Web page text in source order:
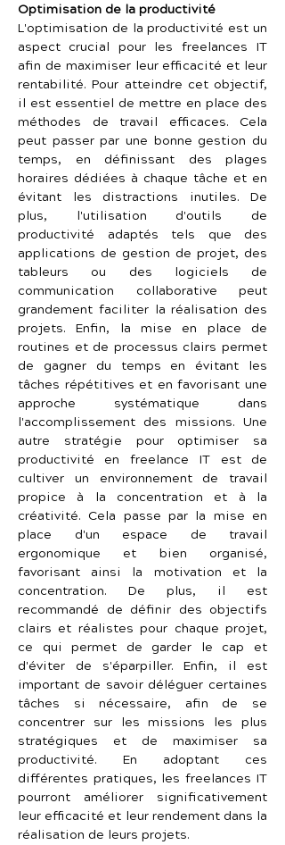
Optimisation de la productivité
L'optimisation de la productivité est un
aspect crucial pour les freelances IT
afin de maximiser leur efficacité et leur
rentabilité. Pour atteindre cet objectif,
il est essentiel de mettre en place des
méthodes de travail efficaces. Cela
peut passer par une bonne gestion du
temps, en définissant des plages
horaires dédiées à chaque tâche et en
évitant les distractions inutiles. De
plus, l'utilisation d'outils de
productivité adaptés tels que des
applications de gestion de projet, des
tableurs ou des logiciels de
communication collaborative peut
grandement faciliter la réalisation des
projets. Enfin, la mise en place de
routines et de processus clairs permet
de gagner du temps en évitant les
tâches répétitives et en favorisant une
approche systématique dans
l'accomplissement des missions. Une
autre stratégie pour optimiser sa
productivité en freelance IT est de
cultiver un environnement de travail
propice à la concentration et à la
créativité. Cela passe par la mise en
place d'un espace de travail
ergonomique et bien organisé,
favorisant ainsi la motivation et la
concentration. De plus, il est
recommandé de définir des objectifs
clairs et réalistes pour chaque projet,
ce qui permet de garder le cap et
d'éviter de s'éparpiller. Enfin, il est
important de savoir déléguer certaines
tâches si nécessaire, afin de se
concentrer sur les missions les plus
stratégiques et de maximiser sa
productivité. En adoptant ces
différentes pratiques, les freelances IT
pourront améliorer significativement
leur efficacité et leur rendement dans la
réalisation de leurs projets.